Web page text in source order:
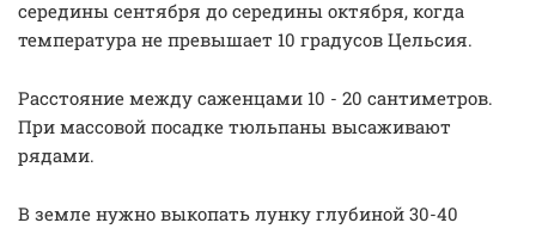
середины сентября до середины октября, когда
температура не превышает 10 градусов Цельсия.
Расстояние между саженцами 10 - 20 сантиметров.
При массовой посадке тюльпаны высаживают
рядами.
В земле нужно выкопать лунку глубиной 30-40